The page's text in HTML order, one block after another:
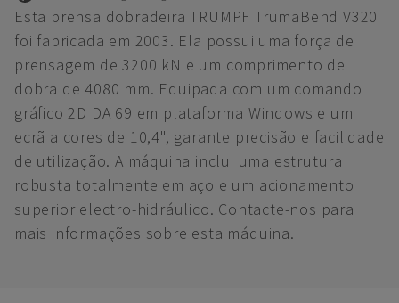
Esta prensa dobradeira TRUMPF TrumaBend V320
foi fabricada em 2003. Ela possui uma força de
prensagem de 3200 kN e um comprimento de
dobra de 4080 mm. Equipada com um comando
gráfico 2D DA 69 em plataforma Windows e um
ecrã a cores de 10,4", garante precisão e facilidade
de utilização. A máquina inclui uma estrutura
robusta totalmente em aço e um acionamento
superior electro-hidráulico. Contacte-nos para
mais informações sobre esta máquina.